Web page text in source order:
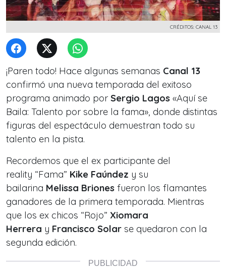
CRÉDITOS: CANAL 13
¡Paren todo! Hace algunas semanas Canal 13
confirmó una nueva temporada del exitoso
programa animado por Sergio Lagos «Aquí se
Baila: Talento por sobre la fama», donde distintas
figuras del espectáculo demuestran todo su
talento en la pista.
Recordemos que el ex participante del
reality “Fama” Kike Faúndez y su
bailarina Melissa Briones fueron los flamantes
ganadores de la primera temporada. Mientras
que los ex chicos “Rojo” Xiomara
Herrera y Francisco Solar se quedaron con la
segunda edición.